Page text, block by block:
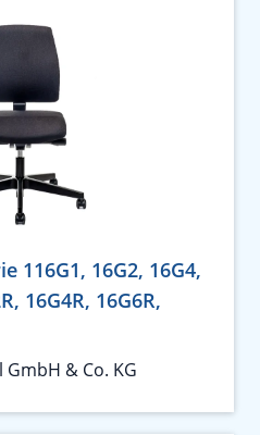
116G1, 16G2, 16G4,
16G4R, 16G6R,
& Co. KG